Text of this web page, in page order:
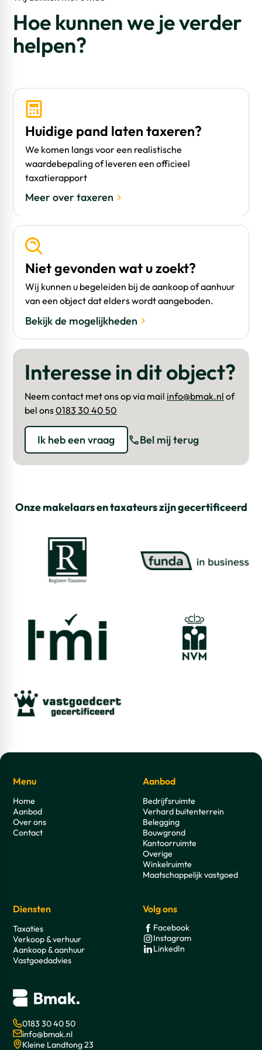
Hoe kunnen we je verder
helpen?
Interesse in dit object?
Neem contact met ons op via mail info@bmak.nl of
bel ons0183 30 40 50
Ik heb een vraag Bel mij terug
Huidige pand laten taxeren?
We komen langs voor een realistische
waardebepaling of leveren een officieel
taxatierapport
Meer over taxeren
Niet gevonden wat u zoekt?
Wij kunnen u begeleiden bij de aankoop of aanhuur
van een object dat elders wordt aangeboden.
Bekijk de mogelijkheden
Onze makelaars en taxateurs zijn gecertificeerd
0183 30 40 50
info@bmak.nl
Kleine Landtong 23
Menu
Home
Aanbod
Over ons
Contact
Aanbod
Bedrijfsruimte
Verhard buitenterrein
Belegging
Bouwgrond
Kantoorruimte
Overige
Winkelruimte
Maatschappelijk vastgoed
Diensten
Taxaties
Verkoop & verhuur
Aankoop & aanhuur
Vastgoedadvies
Volg ons
Facebook
Instagram
LinkedIn